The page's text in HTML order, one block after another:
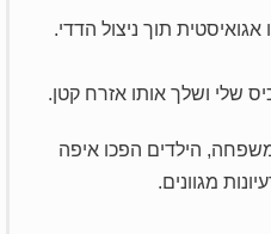
תוך ניצול הדדי.
שלי ושלך אותו אזרח קטן.
הילדים הפכו איפה
מגוונים.